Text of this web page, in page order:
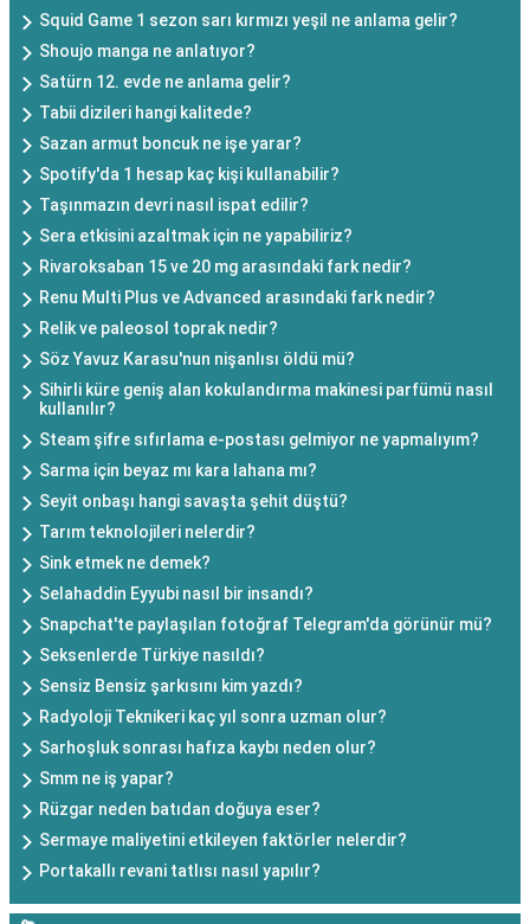
Squid Game 1 sezon sarı kırmızı yeşil ne anlama gelir?
Shoujo manga ne anlatıyor?
Satürn 12. evde ne anlama gelir?
Tabii dizileri hangi kalitede?
Sazan armut boncuk ne işe yarar?
Spotify'da 1 hesap kaç kişi kullanabilir?
Taşınmazın devri nasıl ispat edilir?
Sera etkisini azaltmak için ne yapabiliriz?
Rivaroksaban 15 ve 20 mg arasındaki fark nedir?
Renu Multi Plus ve Advanced arasındaki fark nedir?
Relik ve paleosol toprak nedir?
Söz Yavuz Karasu'nun nişanlısı öldü mü?
Sihirli küre geniş alan kokulandırma makinesi parfümü nasıl
kullanılır?
Steam şifre sıfırlama e-postası gelmiyor ne yapmalıyım?
Sarma için beyaz mı kara lahana mı?
Seyit onbaşı hangi savaşta şehit düştü?
Tarım teknolojileri nelerdir?
Sink etmek ne demek?
Selahaddin Eyyubi nasıl bir insandı?
Snapchat'te paylaşılan fotoğraf Telegram'da görünür mü?
Seksenlerde Türkiye nasıldı?
Sensiz Bensiz şarkısını kim yazdı?
Radyoloji Teknikeri kaç yıl sonra uzman olur?
Sarhoşluk sonrası hafıza kaybı neden olur?
Smm ne iş yapar?
Rüzgar neden batıdan doğuya eser?
Sermaye maliyetini etkileyen faktörler nelerdir?
Portakallı revani tatlısı nasıl yapılır?